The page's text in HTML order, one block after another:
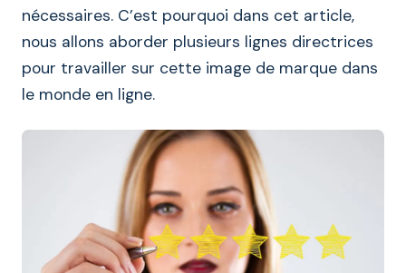
nécessaires. C’est pourquoi dans cet article,
nous allons aborder plusieurs lignes directrices
pour travailler sur cette image de marque dans
le monde en ligne.